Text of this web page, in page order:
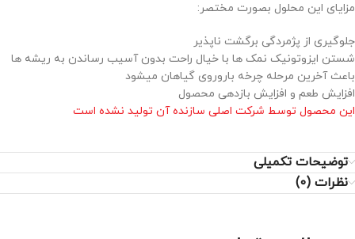
مزایای این محلول بصورت مختصر:
جلوگیری از پژمردگی برگشت ناپذیر
شستن ایزوتونیک نمک ها با خیال راحت بدون آسیب رساندن به ریشه ها
باعث آخرین مرحله چرخه باروروی گیاهان میشود
افزایش طعم و افزایش بازدهی محصول
این محصول توسط شرکت اصلی سازنده آن تولید نشده است
توضیحات تکمیلی
نظرات (0)